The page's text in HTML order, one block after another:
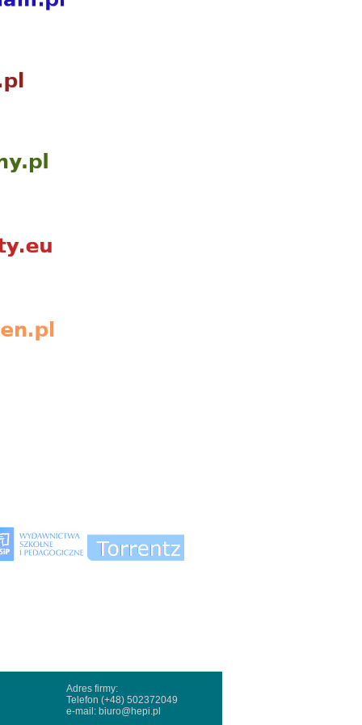
Adres firmy:
Telefon (+48) 502372049
e-mail: biuro@hepi.pl